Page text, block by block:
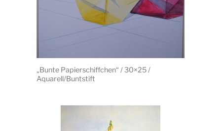
„Bunte Papierschiffchen“ / 30×25 /
Aquarell/Buntstift